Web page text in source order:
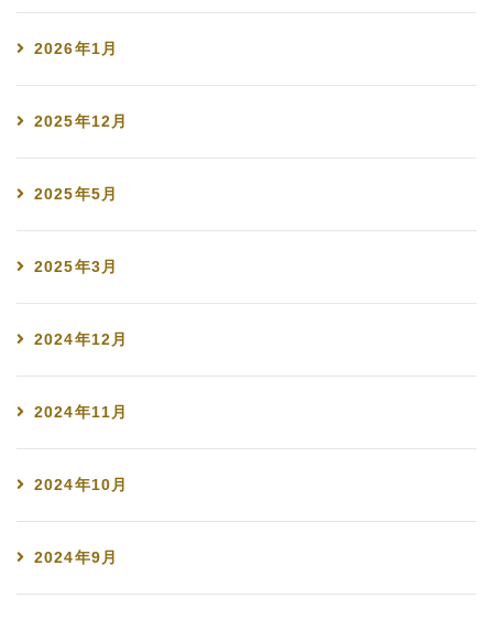
2026年1月
2025年12月
2025年5月
2025年3月
2024年12月
2024年11月
2024年10月
2024年9月